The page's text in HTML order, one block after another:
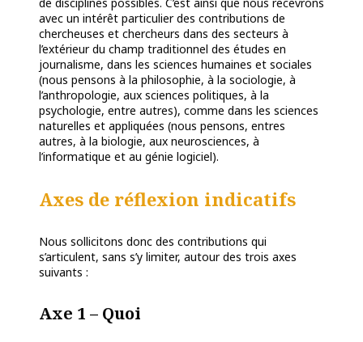
avec un intérêt particulier des contributions de
chercheuses et chercheurs dans des secteurs à
l’extérieur du champ traditionnel des études en
journalisme, dans les sciences humaines et sociales
(nous pensons à la philosophie, à la sociologie, à
l’anthropologie, aux sciences politiques, à la
psychologie, entre autres), comme dans les sciences
naturelles et appliquées (nous pensons, entres
autres, à la biologie, aux neurosciences, à
l’informatique et au génie logiciel).
Axes de réflexion indicatifs
Nous sollicitons donc des contributions qui
s’articulent, sans s’y limiter, autour des trois axes
suivants :
Axe 1 – Quoi